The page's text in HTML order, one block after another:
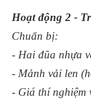
Hoạt động 2 -
Chuẩn bị:
- Hai đũa nhựa
- Mảnh vải len
- Giá thí nghiệm